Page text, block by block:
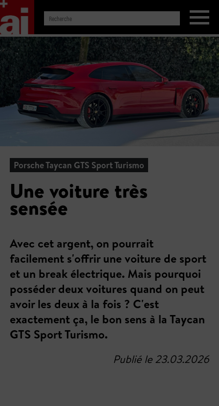
Porsche Taycan GTS Sport Turismo
Une voiture très
sensée
Avec cet argent, on pourrait
facilement s'offrir une voiture de sport
et un break électrique. Mais pourquoi
posséder deux voitures quand on peut
avoir les deux à la fois ? C'est
exactement ça, le bon sens à la Taycan
GTS Sport Turismo.
Publié le 23.03.2026